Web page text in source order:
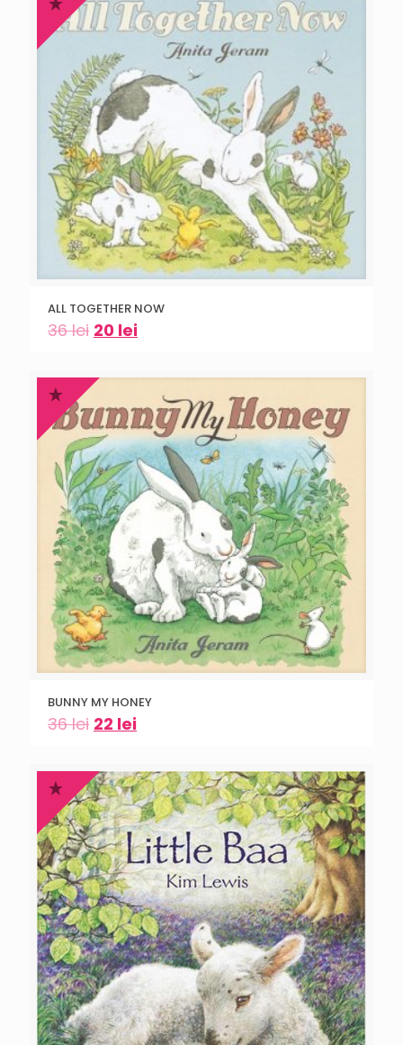
ALL TOGETHER NOW
36lei 20 lei
BUNNY MY HONEY
36lei 22 lei